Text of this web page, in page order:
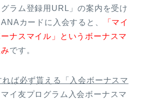
グラム登録用URL」の案内を受け
ANAカードに入会すると、
「マイ
ナスマイル」というボーナスマ
です。
ば必ず貰える「入会ボーナスマ
マイ友プログラム入会ボーナスマ